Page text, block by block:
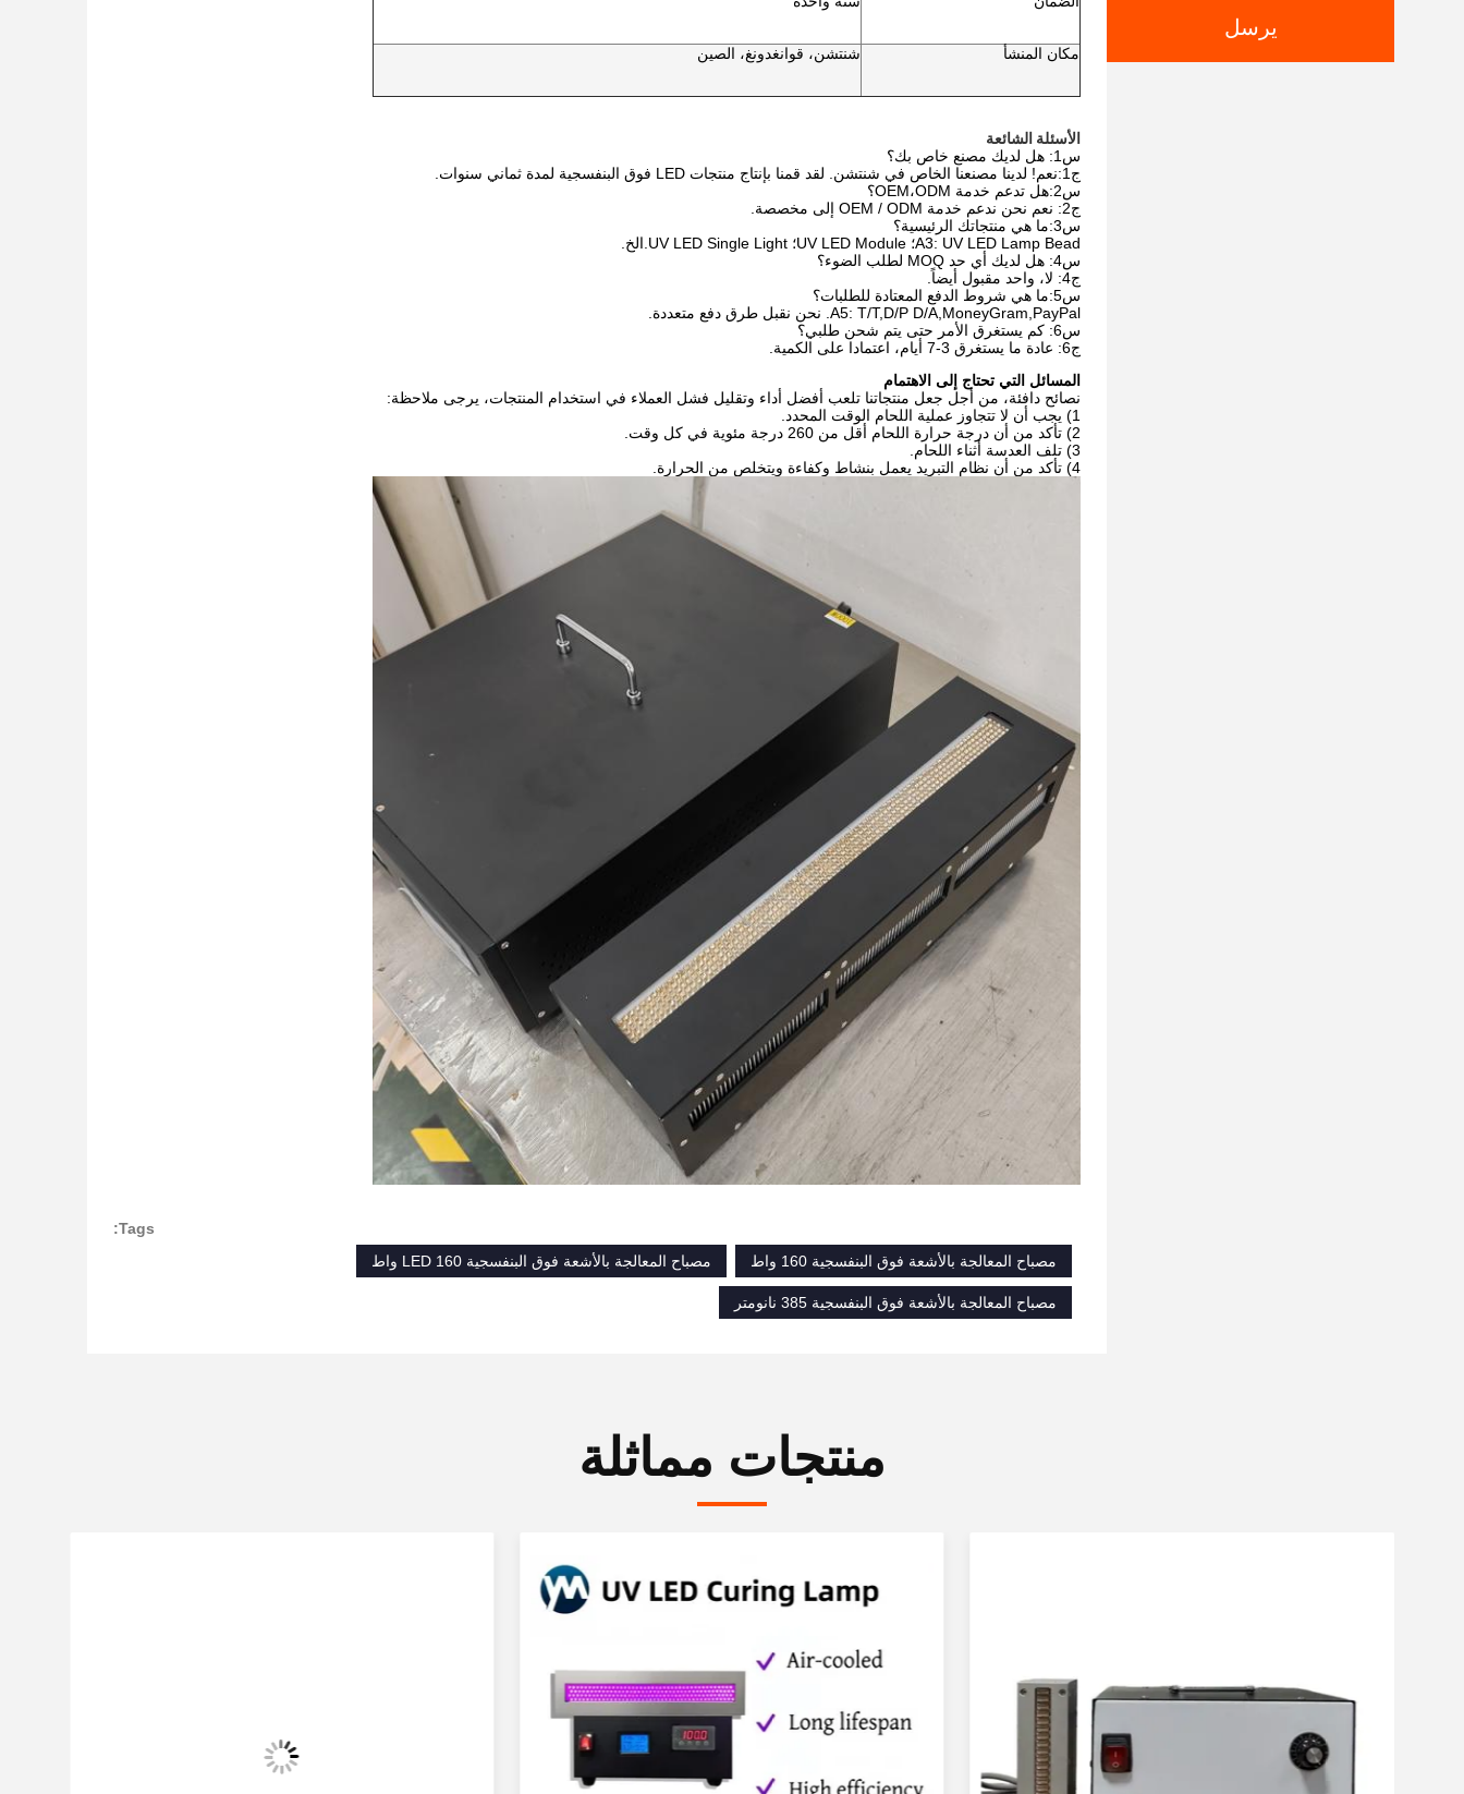
يرسل
مكان المنشأ شنتشن، قوانغدونغ، الصين
الأسئلة الشائعة
س1: هل لديك مصنع خاص بك؟
ج1:نعم! لدينا مصنعنا الخاص في شنتشن. لقد قمنا بإنتاج منتجات LED فوق البنفسجية لمدة ثماني سنوات.
س2:هل تدعم خدمة OEM،ODM؟
ج2: نعم نحن ندعم خدمة OEM / ODM إلى مخصصة.
س3:ما هي منتجاتك الرئيسية؟
A3: UV LED Lamp Bead؛ UV LED Module؛ UV LED Single Light.الخ.
س4: هل لديك أي حد MOQ لطلب الضوء؟
ج4: لا، واحد مقبول أيضاً.
س5:ما هي شروط الدفع المعتادة للطلبات؟
A5: T/T,D/P D/A,MoneyGram,PayPal. نحن نقبل طرق دفع متعددة.
س6: كم يستغرق الأمر حتى يتم شحن طلبي؟
ج6: عادة ما يستغرق 3-7 أيام، اعتمادا على الكمية.
المسائل التي تحتاج إلى الاهتمام
نصائح دافئة، من أجل جعل منتجاتنا تلعب أفضل أداء وتقليل فشل العملاء في استخدام المنتجات، يرجى ملاحظة:
1) يجب أن لا تتجاوز عملية اللحام الوقت المحدد.
2) تأكد من أن درجة حرارة اللحام أقل من 260 درجة مئوية في كل وقت.
3) تلف العدسة أثناء اللحام.
4) تأكد من أن نظام التبريد يعمل بنشاط وكفاءة ويتخلص من الحرارة.
Tags:
مصباح المعالجة بالأشعة فوق البنفسجية 160 واط
مصباح المعالجة بالأشعة فوق البنفسجية LED 160 واط
مصباح المعالجة بالأشعة فوق البنفسجية 385 نانومتر
منتجات مماثلة